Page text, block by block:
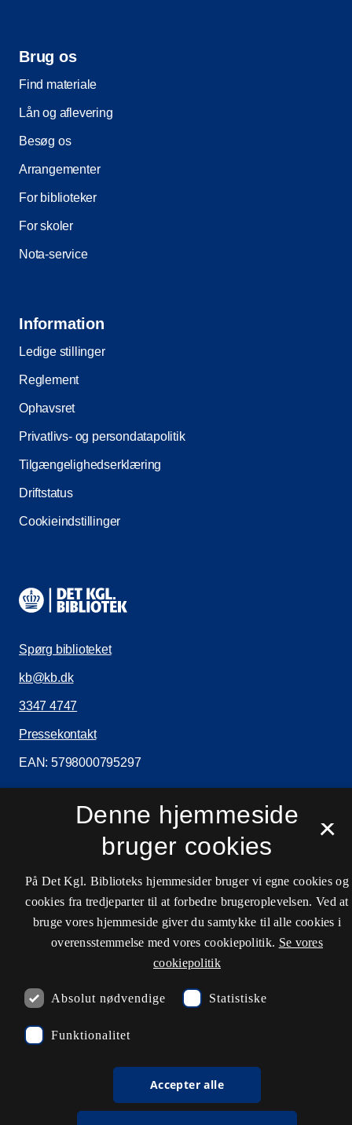
Brug os
Find materiale
Lån og aflevering
Besøg os
Arrangementer
For biblioteker
For skoler
Nota-service
Information
Ledige stillinger
Reglement
Ophavsret
Privatlivs- og persondatapolitik
Tilgængelighedserklæring
Driftstatus
Cookieindstillinger
Kontaktinformationer
Spørg biblioteket
kb@kb.dk
3347 4747
Pressekontakt
EAN: 5798000795297
rdl_facebook
Følg os på Facebook
rdl_instagram
Følg os på Instagram
rdl_linkedin
Følg os på LinkedIn ×
Denne hjemmeside
bruger cookies
På Det Kgl. Biblioteks hjemmesider bruger vi egne cookies og
cookies fra tredjeparter til at forbedre brugeroplevelsen. Ved at
bruge vores hjemmeside giver du samtykke til alle cookies i
overensstemmelse med vores cookiepolitik. Se vores
cookiepolitik
Absolut nødvendige Statistiske
Funktionalitet
Accepter alle